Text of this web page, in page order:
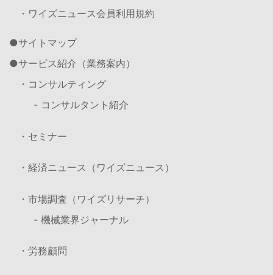
・ワイズニュース会員利用規約
サイトマップ
サービス紹介（業務案内）
・コンサルティング
- コンサルタント紹介
・セミナー
・経済ニュース（ワイズニュース）
・市場調査（ワイズリサーチ）
- 機械業界ジャーナル
・労務顧問